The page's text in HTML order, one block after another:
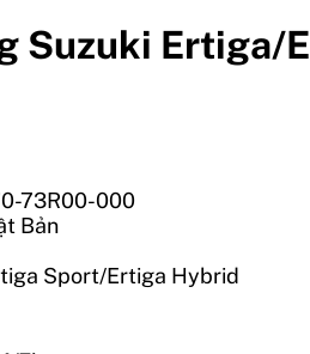
Suzuki
73R00-000
Bản
Sport/Ertiga Hybrid